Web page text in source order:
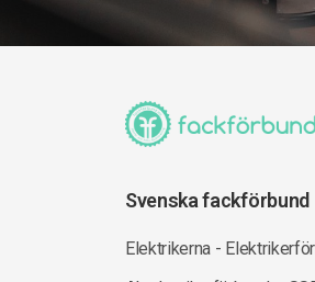
Svenska fackförbund
Elektrikerna -